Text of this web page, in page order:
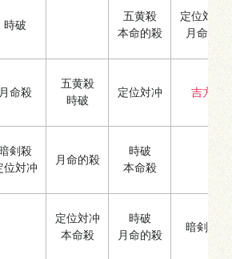
時破
五黄殺
本命的殺
定位対冲
月命殺
月命殺
五黄殺
時破
定位対冲 吉方
剣殺
位対冲
月命的殺
時破
本命殺
定位対冲
本命殺
時破
月命的殺
暗剣殺